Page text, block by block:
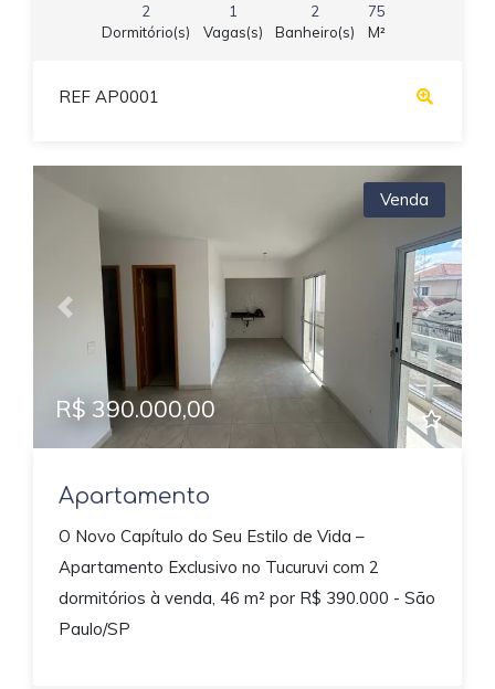
2
Dormitório(s)
1
Vagas(s)
2
Banheiro(s)
75
M²
REF AP0001
Previous Next
Venda
R$ 390.000,00
Apartamento
O Novo Capítulo do Seu Estilo de Vida –
Apartamento Exclusivo no Tucuruvi com 2
dormitórios à venda, 46 m² por R$ 390.000 - São
Paulo/SP